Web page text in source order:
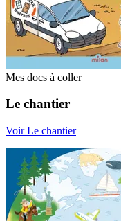
Mes docs à coller
Le chantier
Voir Le chantier